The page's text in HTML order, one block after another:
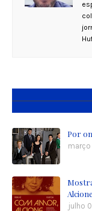
Por
Alcione
julho